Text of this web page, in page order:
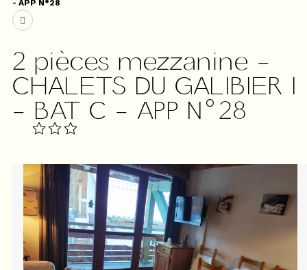
- APP N°28
2 pièces mezzanine -
CHALETS DU GALIBIER I
- BAT C - APP N°28